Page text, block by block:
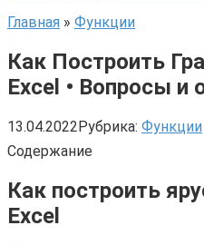
Главная » Функции
Как Построить
Excel • Вопросы и
13.04.2022Рубрика: Функции
Содержание
Как построить
Excel